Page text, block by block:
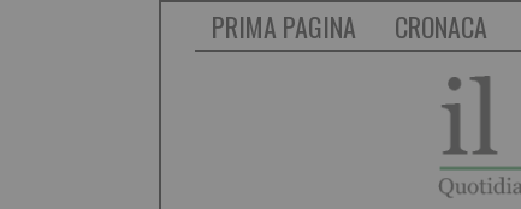
PRIMA PAGINA CRONACA